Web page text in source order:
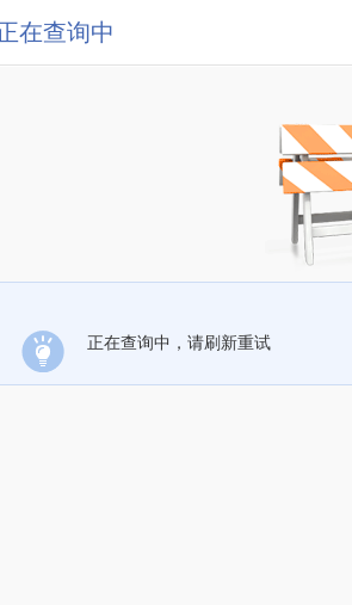
在查询中
正在查询中，请刷新重试